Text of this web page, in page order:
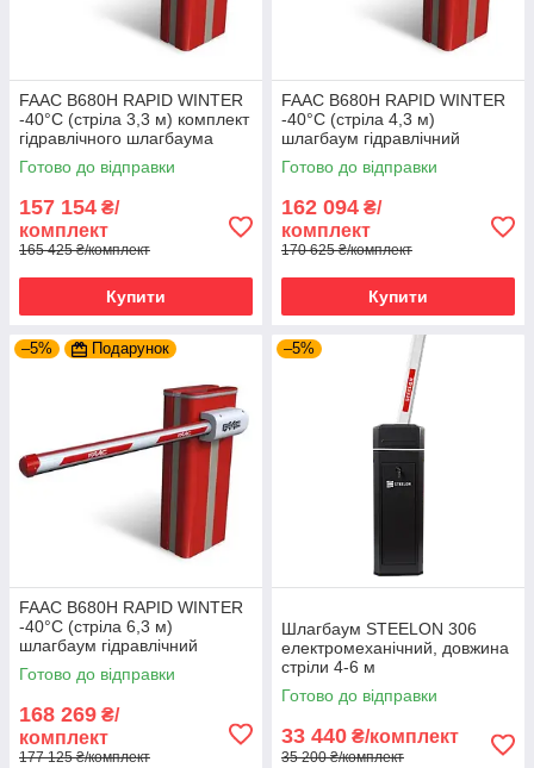
FAAC B680H RAPID WINTER
-40°C (стріла 3,3 м) комплект
гідравлічного шлагбаума
Готово до відправки
157 154 ₴/
комплект
165 425 ₴/комплект
Купити
FAAC B680H RAPID WINTER
-40°C (стріла 4,3 м)
шлагбаум гідравлічний
Готово до відправки
162 094 ₴/
комплект
170 625 ₴/комплект
Купити
–5% Подарунок
FAAC B680H RAPID WINTER
-40°C (стріла 6,3 м)
шлагбаум гідравлічний
Готово до відправки
168 269 ₴/
комплект
177 125 ₴/комплект
–5%
Шлагбаум STEELON 306
електромеханічний, довжина
стріли 4-6 м
Готово до відправки
33 440 ₴/комплект
35 200 ₴/комплект